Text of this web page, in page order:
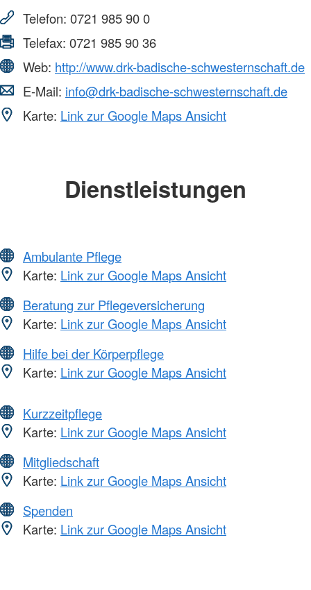
Telefon: 0721 985 90 0
Telefax: 0721 985 90 36
Web: http://www.drk-badische-schwesternschaft.de
E-Mail: info@drk-badische-schwesternschaft.de
Karte: Link zur Google Maps Ansicht
Dienstleistungen
Ambulante Pflege
Karte: Link zur Google Maps Ansicht
Beratung zur Pflegeversicherung
Karte: Link zur Google Maps Ansicht
Hilfe bei der Körperpflege
Karte: Link zur Google Maps Ansicht
Kurzzeitpflege
Karte: Link zur Google Maps Ansicht
Mitgliedschaft
Karte: Link zur Google Maps Ansicht
Spenden
Karte: Link zur Google Maps Ansicht